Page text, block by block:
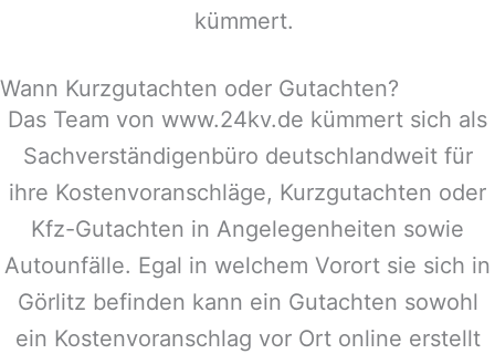
kümmert.
Wann Kurzgutachten oder Gutachten?
Das Team von www.24kv.de kümmert sich als
Sachverständigenbüro deutschlandweit für
ihre Kostenvoranschläge, Kurzgutachten oder
Kfz-Gutachten in Angelegenheiten sowie
Autounfälle. Egal in welchem Vorort sie sich in
Görlitz befinden kann ein Gutachten sowohl
ein Kostenvoranschlag vor Ort online erstellt